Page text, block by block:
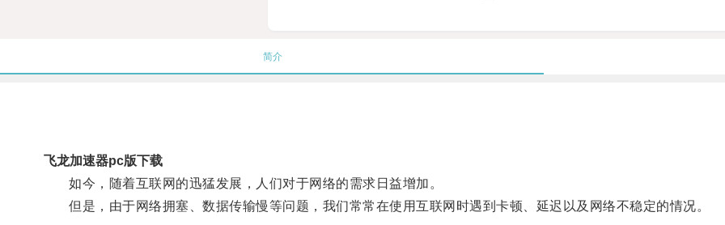
简介
飞龙加速器pc版下载
如今，随着互联网的迅猛发展，人们对于网络的需求日益增加。
但是，由于网络拥塞、数据传输慢等问题，我们常常在使用互联网时遇到卡顿、延迟以及网络不稳定的情况。